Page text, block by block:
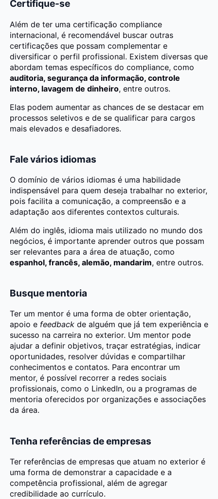
Certifique-se
Além de ter uma certificação compliance
internacional, é recomendável buscar outras
certificações que possam complementar e
diversificar o perfil profissional. Existem diversas que
abordam temas específicos do compliance, como
auditoria, segurança da informação, controle
interno, lavagem de dinheiro, entre outros.
Elas podem aumentar as chances de se destacar em
processos seletivos e de se qualificar para cargos
mais elevados e desafiadores.
Fale vários idiomas
O domínio de vários idiomas é uma habilidade
indispensável para quem deseja trabalhar no exterior,
pois facilita a comunicação, a compreensão e a
adaptação aos diferentes contextos culturais.
Além do inglês, idioma mais utilizado no mundo dos
negócios, é importante aprender outros que possam
ser relevantes para a área de atuação, como
espanhol, francês, alemão, mandarim, entre outros.
Busque mentoria
Ter um mentor é uma forma de obter orientação,
apoio e feedback de alguém que já tem experiência e
sucesso na carreira no exterior. Um mentor pode
ajudar a definir objetivos, traçar estratégias, indicar
oportunidades, resolver dúvidas e compartilhar
conhecimentos e contatos. Para encontrar um
mentor, é possível recorrer a redes sociais
profissionais, como o LinkedIn, ou a programas de
mentoria oferecidos por organizações e associações
da área.
Tenha referências de empresas
Ter referências de empresas que atuam no exterior é
uma forma de demonstrar a capacidade e a
competência profissional, além de agregar
credibilidade ao currículo.